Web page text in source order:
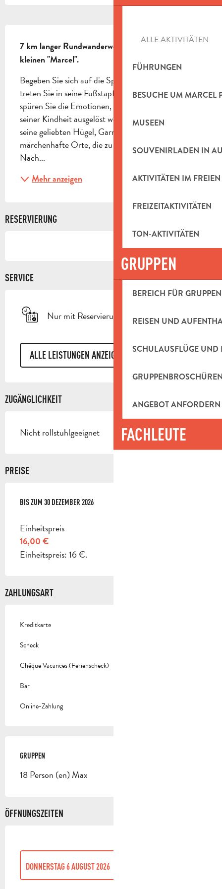
ALLE AKTIVITÄTEN
FÜHRUNGEN
BESUCHE UM MARCEL
MUSEEN
SOUVENIRLADEN IN
AKTIVITÄTEN IM FREIEN
FREIZEITAKTIVITÄTEN
TON-AKTIVITÄTEN
GRUPPEN
BEREICH FÜR GRUPPEN
REISEN UND
SCHULAUSFLÜGE UND
ANGEBOT ANFORDERN
FACHLEUTE
7 km langer Rundwanderweg auf den Spuren des
kleinen "Marcel".
Begeben Sie sich auf die Spuren von Marcel Pagnol,
treten Sie in seine Fußstapfen als kleiner Junge,
spüren Sie die Emotionen, die von den Landschaften
seiner Kindheit ausgelöst werden, entdecken Sie
seine geliebten Hügel, Garrigue, Pinienwälder und
märchenhafte Orte, die zu Drehorten wurden.
Nach...
Mehr anzeigen
RESERVIERUNG
SERVICE
Nur mit Reservierung
ALLE LEISTUNGEN ANZEIGEN
ZUGÄNGLICHKEIT
Nicht rollstuhlgeeignet
PREISE
AB11 FEBRUAR 2026BIS ZUM
BIS ZUM 30 DEZEMBER 2026
Einheitspreis
16,00 €
Einheitspreis: 16 €.
ZAHLUNGSART
Kreditkarte
Scheck
Chèque Vacances (Ferienscheck)
Bar
Online-Zahlung
GRUPPEN
GRUPPEN
18 Person (en) Max
ÖFFNUNGSZEITEN
DONNERSTAG 6 AUGUST 2026